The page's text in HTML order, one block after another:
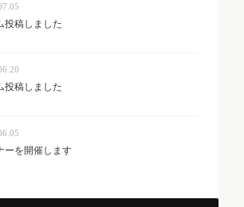
投稿しました
投稿しました
ーを開催します